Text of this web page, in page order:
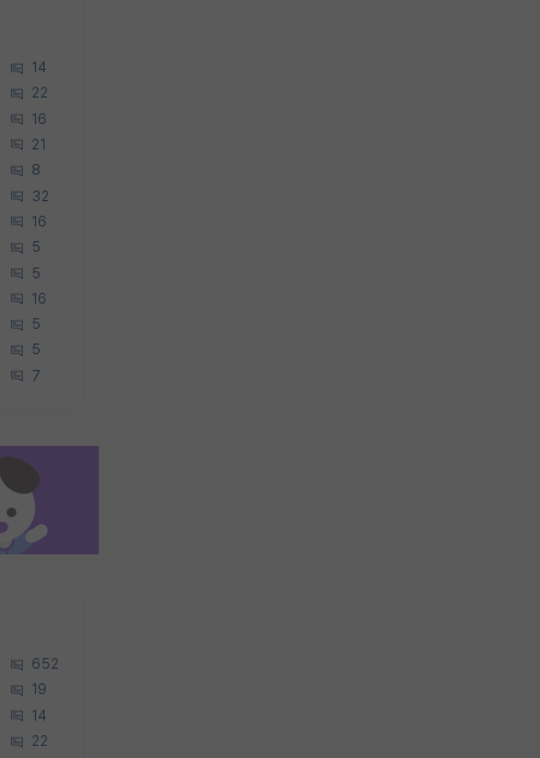
14
22
16
21
8
32
16
5
5
16
5
5
7
652
19
14
22